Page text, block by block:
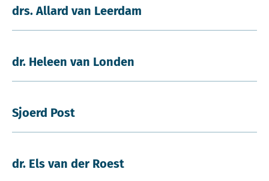
drs. Allard van Leerdam
dr. Heleen van Londen
Sjoerd Post
dr. Els van der Roest